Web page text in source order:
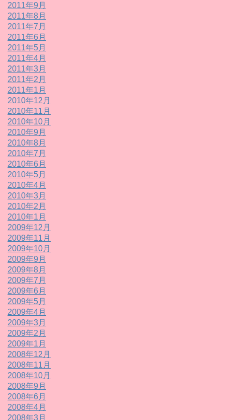
2011年9月
2011年8月
2011年7月
2011年6月
2011年5月
2011年4月
2011年3月
2011年2月
2011年1月
2010年12月
2010年11月
2010年10月
2010年9月
2010年8月
2010年7月
2010年6月
2010年5月
2010年4月
2010年3月
2010年2月
2010年1月
2009年12月
2009年11月
2009年10月
2009年9月
2009年8月
2009年7月
2009年6月
2009年5月
2009年4月
2009年3月
2009年2月
2009年1月
2008年12月
2008年11月
2008年10月
2008年9月
2008年6月
2008年4月
2008年3月